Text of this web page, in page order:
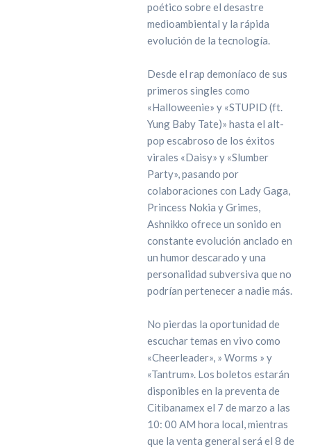
poético sobre el desastre
medioambiental y la rápida
evolución de la tecnología.
Desde el rap demoníaco de sus
primeros singles como
«Halloweenie» y «STUPID (ft.
Yung Baby Tate)» hasta el alt-
pop escabroso de los éxitos
virales «Daisy» y «Slumber
Party», pasando por
colaboraciones con Lady Gaga,
Princess Nokia y Grimes,
Ashnikko ofrece un sonido en
constante evolución anclado en
un humor descarado y una
personalidad subversiva que no
podrían pertenecer a nadie más.
No pierdas la oportunidad de
escuchar temas en vivo como
«Cheerleader», » Worms » y
«Tantrum». Los boletos estarán
disponibles en la preventa de
Citibanamex el 7 de marzo a las
10: 00 AM hora local, mientras
que la venta general será el 8 de